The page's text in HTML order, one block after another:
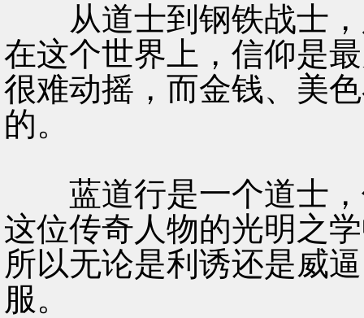
从道士到钢铁战士，
在这个世界上，信仰是
很难动摇，而金钱、美
的。
蓝道行是一个道士，
这位传奇人物的光明之
所以无论是利诱还是威
服。